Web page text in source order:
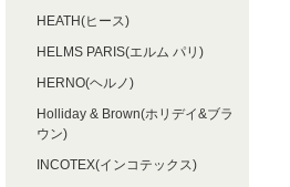
HEATH(ヒース)
HELMS PARIS(エルム パリ)
HERNO(ヘルノ)
Holliday & Brown(ホリデイ&ブラ
ウン)
INCOTEX(インコテックス)